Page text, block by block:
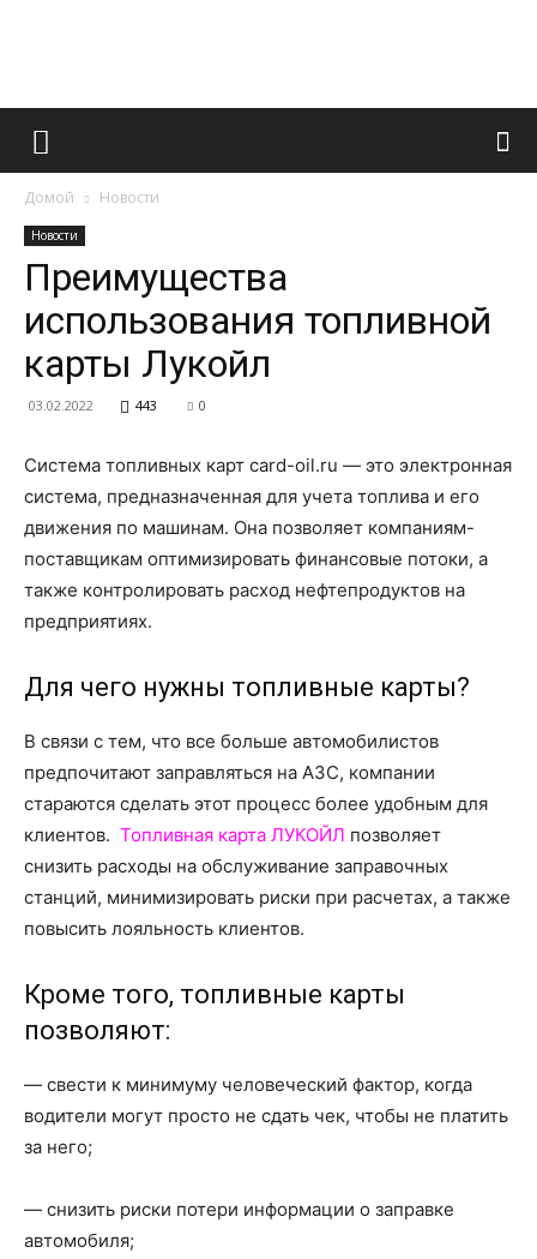
Французский
и
о
Домой Новости
Новости
Преимущества
использования топливной
карты Лукойл
03.02.2022 443 0
Система топливных карт card-oil.ru — это электронная
система, предназначенная для учета топлива и его
движения по машинам. Она позволяет компаниям-
поставщикам оптимизировать финансовые потоки, а
также контролировать расход нефтепродуктов на
предприятиях.
Для чего нужны топливные карты?
В связи с тем, что все больше автомобилистов
предпочитают заправляться на АЗС, компании
стараются сделать этот процесс более удобным для
клиентов. Топливная карта ЛУКОЙЛ позволяет
снизить расходы на обслуживание заправочных
станций, минимизировать риски при расчетах, а также
повысить лояльность клиентов.
Кроме того, топливные карты
позволяют:
— свести к минимуму человеческий фактор, когда
водители могут просто не сдать чек, чтобы не платить
за него;
— снизить риски потери информации о заправке
автомобиля;